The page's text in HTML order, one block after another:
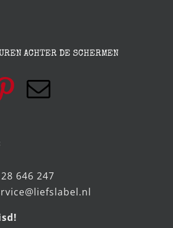
ACHTER DE SCHERMEN
646 247